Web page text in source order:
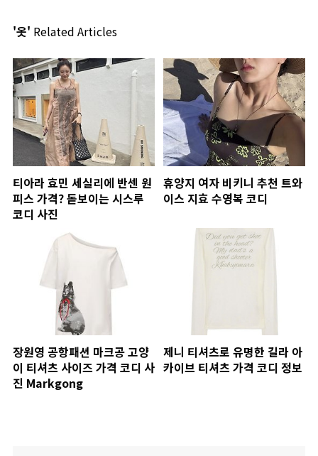
'옷' Related Articles
티아라 효민 세실리에 반센 원
피스 가격? 돋보이는 시스루
코디 사진
휴양지 여자 비키니 추천 트와
이스 지효 수영복 코디
장원영 공항패션 마크공 고양
이 티셔츠 사이즈 가격 코디 사
진 Markgong
제니 티셔츠로 유명한 길라 아
카이브 티셔츠 가격 코디 정보